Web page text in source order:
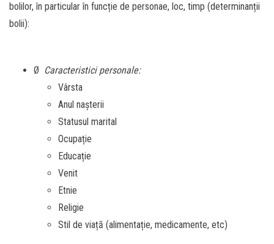
bolilor, în particular în funcție de personae, loc, timp (determinanții
bolii):
Ø Caracteristici personale:
Vârsta
Anul nașterii
Statusul marital
Ocupație
Educație
Venit
Etnie
Religie
Stil de viață (alimentație, medicamente, etc)